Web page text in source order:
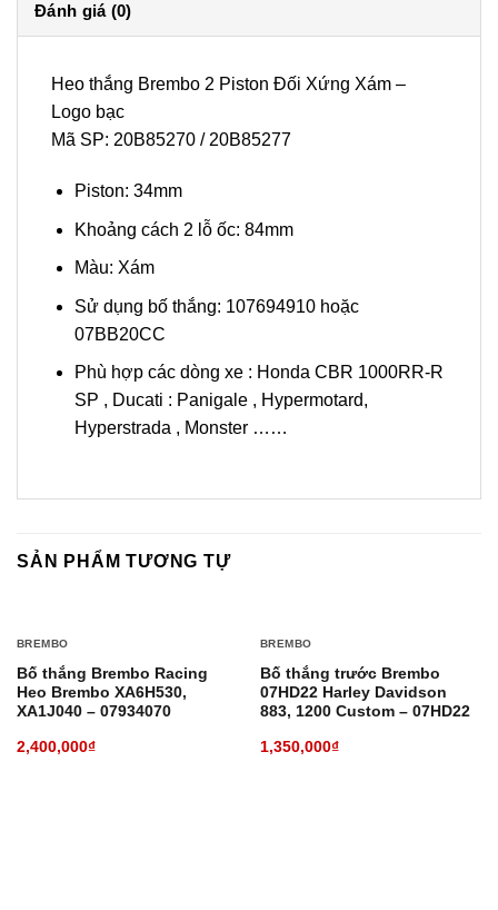
Đánh giá (0)
Heo thắng Brembo 2 Piston Đối Xứng Xám –
Logo bạc
Mã SP: 20B85270 / 20B85277
Piston: 34mm
Khoảng cách 2 lỗ ốc: 84mm
Màu: Xám
Sử dụng bố thắng: 107694910 hoặc
07BB20CC
Phù hợp các dòng xe : Honda CBR 1000RR-R
SP , Ducati : Panigale , Hypermotard,
Hyperstrada , Monster ……
SẢN PHẨM TƯƠNG TỰ
BREMBO
Bố thắng Brembo Racing
Heo Brembo XA6H530,
XA1J040 – 07934070
2,400,000₫
BREMBO
Bố thắng trước Brembo
07HD22 Harley Davidson
883, 1200 Custom – 07HD22
1,350,000₫